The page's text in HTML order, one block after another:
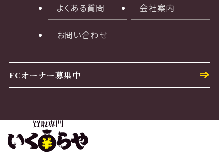
よくある質問 会社案内
お問い合わせ
FCオーナー募集中